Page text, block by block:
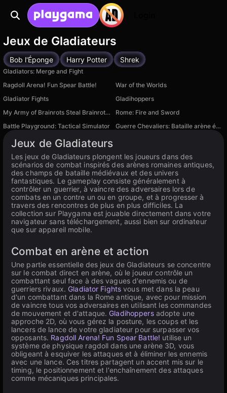
Jeux de Gladiateurs
Bob l'Éponge Harry Potter Shrek
Gladiators: Merge and Fight
Ragdoll Arena! Fun Spear Battle!
War of the Worlds
Gladiator Fights
Gladihoppers
My Army of Brainrots Steal Brainrot Boss +1 Tycoon
Rome: Fire and Sword
Battle Playground: Tactical Simulator
Guerre Chevaliers: Bataille arène épées 3D
Jeux de Gladiateurs
Les jeux de Gladiateurs plongent les joueurs dans des
scénarios de combat inspirés des arènes romaines antiques,
des champs de bataille médiévaux et des univers
fantastiques. Le gameplay consiste généralement à
contrôler un guerrier, à vaincre des adversaires lors de
combats en un contre un ou en groupe, et à progresser à
travers des rencontres de plus en plus difficiles. La
collection sur Playgama est jouable directement dans votre
navigateur sans téléchargement, aussi bien sur ordinateur
que sur appareil mobile.
Combat en arène et action
Une partie essentielle des jeux de Gladiateurs se concentre
sur le combat direct en arène, où le joueur contrôle un
combattant seul face à des vagues d'ennemis ou de
guerriers rivaux. Gladiator Fights vous met dans la peau
d'un combattant dans la Rome antique, avec pour mission
de vaincre tous vos adversaires en utilisant les commandes
de mouvement et d'attaque. Gladihoppersadopte une
approche 2D, où vous gérez la posture, les coups et les
lancers de lance de votre gladiateur pour surpasser vos
opposants. Ragdoll Arena! Fun Spear Battle! utilise un
système de physique ragdoll dans une arène 3D, vous
obligeant à esquiver les attaques et à éliminer les ennemis
avec une lance. Ces titres partagent un accent mis sur le
timing, le positionnement et l'enchaînement des attaques
comme mécaniques principales.